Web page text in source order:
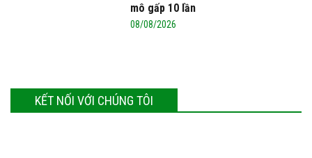
mô gấp 10 lần
08/08/2026
KẾT NỐI VỚI CHÚNG TÔI